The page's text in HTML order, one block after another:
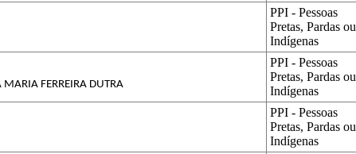
PPI - Pessoas
Pretas, Pardas ou
Indígenas
FERREIRA DUTRA
PPI - Pessoas
Pretas, Pardas ou
Indígenas
PPI - Pessoas
Pretas, Pardas ou
Indígenas